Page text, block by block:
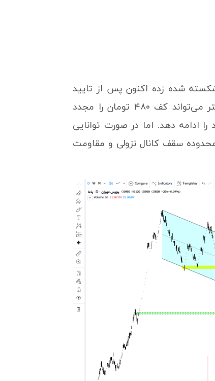
شده زده اکنون پس از تایید
پولبک مجدد به محدوده مقاومتی ۶۳۰ تومان گیر کرده در صورت نزول بیشتر می‌تواند کف ۴۸۰ تومان را مجدد
دهد. اما در صورت توانایی
رشد خود را تا محدوده سقف کانال نزولی و مقاومت